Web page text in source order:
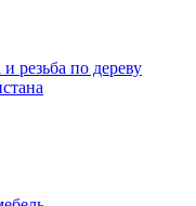
резьба по дереву